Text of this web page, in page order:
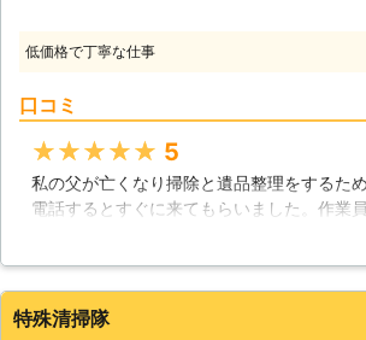
すると近所
することも困
を行なってい
低価格で丁寧な仕事
口コミ
★★★★★ 5
私の父が亡くなり掃除と遺品整理をするた
電話するとすぐに来てもらいました。作業
に作業していたのを、よく覚えています。
秋田県 秋田市
特殊清掃隊